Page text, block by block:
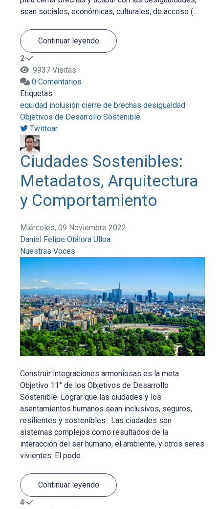
sean sociales, económicas, culturales, de acceso (...
Continuar leyendo
2
9937 Visitas
0 Comentarios
Etiquetas:
equidad inclusión cierre de brechas desigualdad
Objetivos de Desarrollo Sostenible
Twittear
Ciudades Sostenibles:
Metadatos, Arquitectura
y Comportamiento
Miércoles, 09 Noviembre 2022
Daniel Felipe Otálora Ulloa
Nuestras Voces
Construir integraciones armoniosas es la meta
Objetivo 11° de los Objetivos de Desarrollo
Sostenible: Lograr que las ciudades y los
asentamientos humanos sean inclusivos, seguros,
resilientes y sostenibles. Las ciudades son
sistemas complejos como resultados de la
interacción del ser humano, el ambiente, y otros seres
vivientes. El pode...
Continuar leyendo
4